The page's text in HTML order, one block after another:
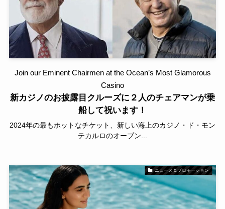
Join our Eminent Chairmen at the Ocean’s Most Glamorous
Casino
新カジノのお披露目クルーズに２人のチェアマンが乗
船して祝います！
2024年の最もホットなチケット、新しい海上のカジノ・ド・モン
テカルロのオープン...
ニュース＆プロモーション